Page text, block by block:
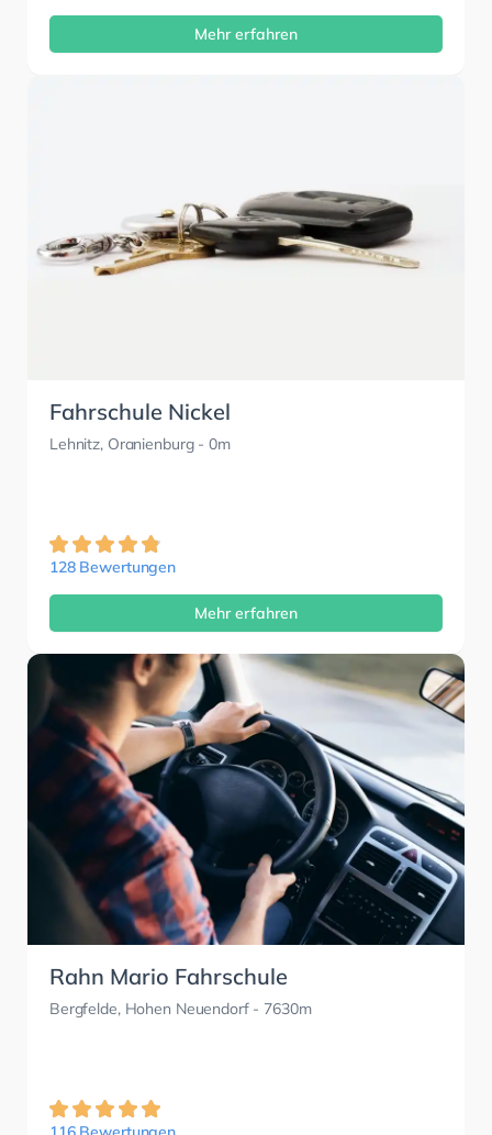
Mehr erfahren
Fahrschule Nickel
Lehnitz, Oranienburg- 0m
128 Bewertungen
Mehr erfahren
Rahn Mario Fahrschule
Bergfelde, Hohen Neuendorf- 7630m